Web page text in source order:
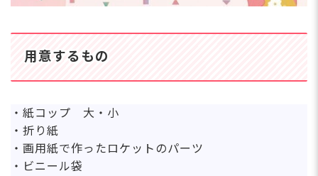
用意するもの
・紙コップ 大・小
・折り紙
・画用紙で作ったロケットのパーツ
・ビニール袋